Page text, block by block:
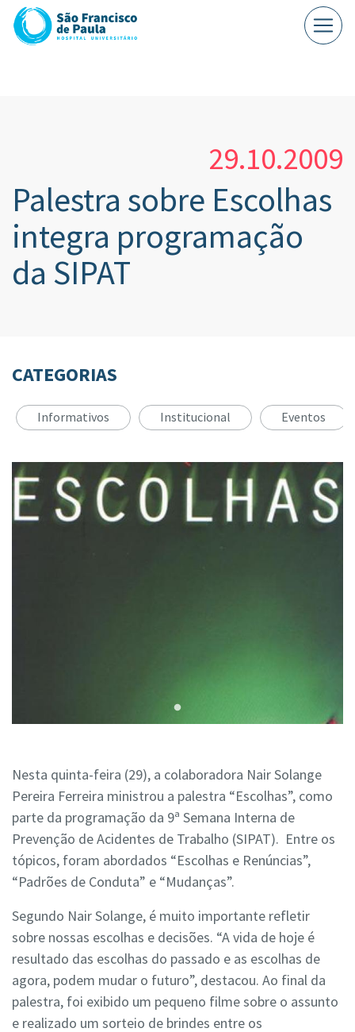
29.10.2009
Palestra sobre Escolhas
integra programação
da SIPAT
Nesta quinta-feira (29), a colaboradora Nair Solange
Pereira Ferreira ministrou a palestra “Escolhas”, como
parte da programação da 9ª Semana Interna de
Prevenção de Acidentes de Trabalho (SIPAT). Entre os
tópicos, foram abordados “Escolhas e Renúncias”,
“Padrões de Conduta” e “Mudanças”.
Segundo Nair Solange, é muito importante refletir
sobre nossas escolhas e decisões. “A vida de hoje é
resultado das escolhas do passado e as escolhas de
agora, podem mudar o futuro”, destacou. Ao final da
palestra, foi exibido um pequeno filme sobre o assunto
e realizado um sorteio de brindes entre os
CATEGORIAS
Informativos Institucional Eventos